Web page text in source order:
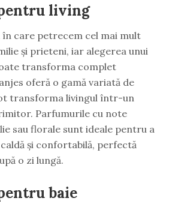
living
în care petrecem cel mai mult
și prieteni, iar alegerea unui
transforma complet
oferă o gamă variată de
transforma livingul într-un
Parfumurile cu note
sau florale sunt ideale pentru a
și confortabilă, perfectă
o zi lungă.
baie